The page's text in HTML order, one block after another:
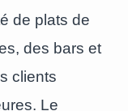
de plats de
des bars et
clients
Le